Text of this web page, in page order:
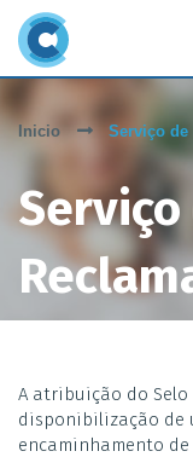
EMPRESAS
AGENTES DE VENDA
Inicio Serviço de
Serviço
A atribuição do Selo
disponibilização de
encaminhamento de